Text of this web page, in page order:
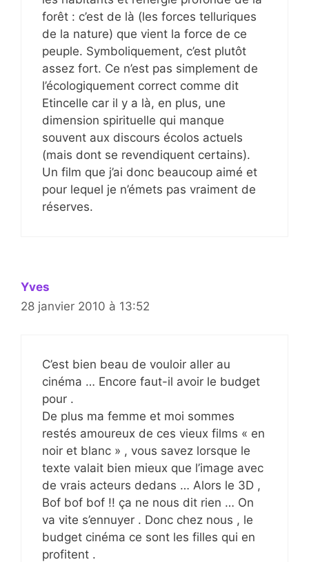
forêt : c’est de là (les forces telluriques
de la nature) que vient la force de ce
peuple. Symboliquement, c’est plutôt
assez fort. Ce n’est pas simplement de
l’écologiquement correct comme dit
Etincelle car il y a là, en plus, une
dimension spirituelle qui manque
souvent aux discours écolos actuels
(mais dont se revendiquent certains).
Un film que j’ai donc beaucoup aimé et
pour lequel je n’émets pas vraiment de
réserves.
Yves
28 janvier 2010 à 13:52
C’est bien beau de vouloir aller au
cinéma … Encore faut-il avoir le budget
pour .
De plus ma femme et moi sommes
restés amoureux de ces vieux films « en
noir et blanc » , vous savez lorsque le
texte valait bien mieux que l’image avec
de vrais acteurs dedans … Alors le 3D ,
Bof bof bof !! ça ne nous dit rien … On
va vite s’ennuyer . Donc chez nous , le
budget cinéma ce sont les filles qui en
profitent .